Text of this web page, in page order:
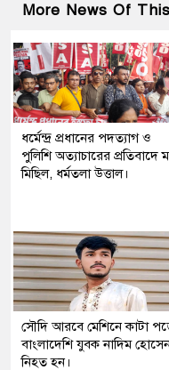
More News Of
ধর্মেন্দ্র প্রধানের পদত্যাগ ও
পুলিশি অত্যাচারের প্রতিবাদে
মিছিল, ধর্মতলা উত্তাল।
সৌদি আরবে মেশিনে কাটা
বাংলাদেশি যুবক নাদিম
নিহত হন।